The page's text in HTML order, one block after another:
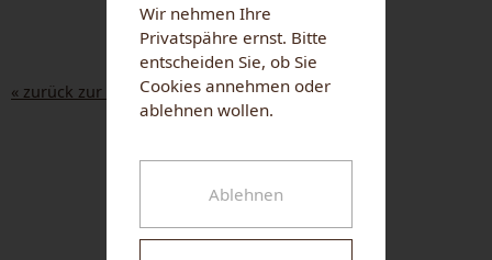
« zurück zur Liste
NUHR MEDICAL CENTER
Wir nehmen Ihre
Privatspähre ernst. Bitte
entscheiden Sie, ob Sie
Cookies annehmen oder
ablehnen wollen.
Ablehnen